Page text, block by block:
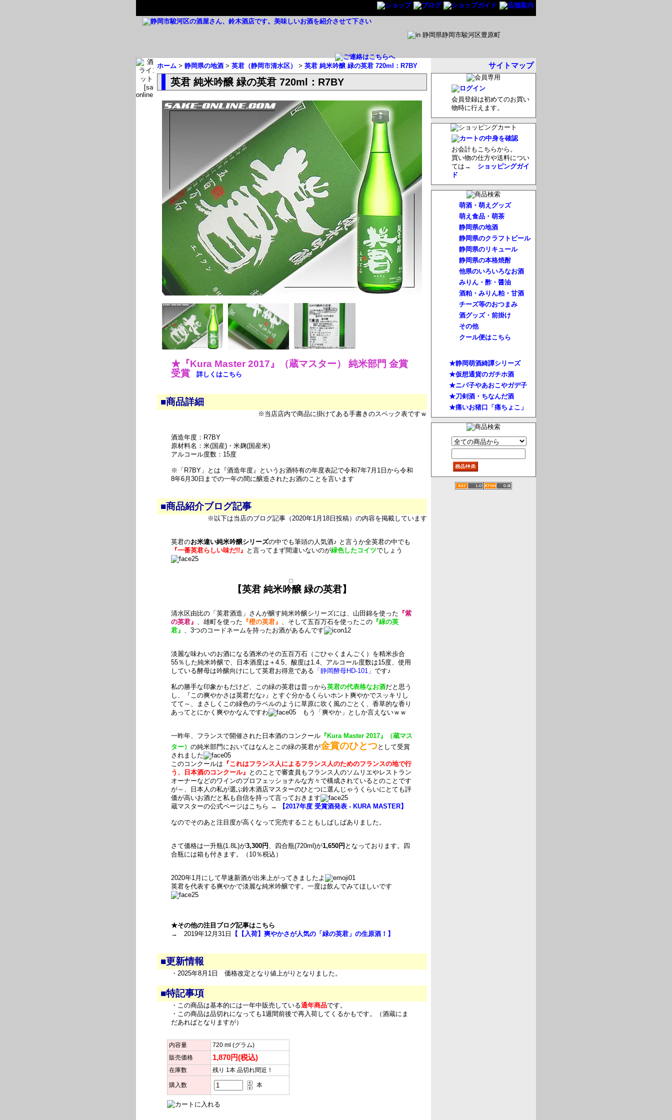
ホーム > 静岡県の地酒 > 英君（静岡市清水区） > 英君 純米吟醸 緑の英君 720ml：R7BY
英君 純米吟醸 緑の英君 720ml：R7BY
★『Kura Master 2017』（蔵マスター） 純米部門 金賞
受賞
詳しくはこちら
■商品詳細
※当店店内で商品に掛けてある手書きのスペック表ですｗ
酒造年度：R7BY
原材料名：米(国産)・米麹(国産米)
アルコール度数：15度
※「R7BY」とは『酒造年度』というお酒特有の年度表記で令和7年7月1日から令和
8年6月30日までの一年の間に醸造されたお酒のことを言います
■商品紹介ブログ記事
※以下は当店のブログ記事（2020年1月18日投稿）の内容を掲載しています
英君のお米違い純米吟醸シリーズの中でも筆頭の人気酒♪ と言うか全英君の中でも
『一番英君らしい味だ!!』 と言ってまず間違いないのが緑色したコイツでしょう
【英君 純米吟醸 緑の英君】
清水区由比の「英君酒造」さんが醸す純米吟醸シリーズには、山田錦を使った 『紫
の英君』 、雄町を使った 『橙の英君』 、そして五百万石を使ったこの 『緑の英
君』 、3つのコードネームを持ったお酒があるんです
淡麗な味わいのお酒になる酒米のその五百万石（ごひゃくまんごく）を精米歩合
55％した純米吟醸で、日本酒度は＋4.5、酸度は1.4、アルコール度数は15度、使用
している酵母は吟醸向けにして英君お得意である 「静岡酵母HD-101」 です♪
私の勝手な印象かもだけど、この緑の英君は昔っから英君の代表格なお酒だと思う
し、『この爽やかさは英君だな♪』とすぐ分かるくらいホント爽やかでスッキリし
てて～、まさしくこの緑色のラベルのように草原に吹く風のごとく、香草的な香り
あってとにかく爽やかなんですわ
もう「爽やか」としか言えないｗｗ
一昨年、フランスで開催された日本酒のコンクール 『Kura Master 2017』（蔵マス
ター） の純米部門においてはなんとこの緑の英君が金賞のひとつとして受賞
されました
このコンクールは 『これはフランス人によるフランス人のためのフランスの地で行
う、日本酒のコンクール』 とのことで審査員もフランス人のソムリエやレストラン
オーナーなどのワインのプロフェッショナルな方々で構成されているとのことです
が～、日本人の私が選ぶ鈴木酒店マスターのひとつに選んじゃうくらいにとても評
価が高いお酒だと私も自信を持って言っておきます
蔵マスターの公式ページはこちら →
【2017年度 受賞酒発表 - KURA MASTER】
なのでそのあと注目度が高くなって完売することもしばしばありました。
さて価格は一升瓶(1.8L)が3,300円 、四合瓶(720ml)が1,650円 となっております。四
合瓶には箱も付きます。（10％税込）
2020年1月にして早速新酒が出来上がってきましたよ
英君を代表する爽やかで淡麗な純米吟醸です。一度は飲んでみてほしいです
★その他の注目ブログ記事はこちら
→ 2019年12月31日
【【入荷】爽やかさが人気の「緑の英君」の生原酒！】
■更新情報
・2025年8月1日 価格改定となり値上がりとなりました。
■特記事項
・この商品は基本的には一年中販売している通年商品です。
・この商品は品切れになっても1週間前後で再入荷してくるかもです。（酒蔵にま
だあればとなりますが）
内容量 720 ml (グラム)
販売価格 1,870円(税込)
在庫数 残り 1本 品切れ間近！
購入数 本
サイトマップ
会員登録は初めてのお買い
物時に行えます。
お会計もこちらから。
買い物の仕方や送料につい
ては→ ショッピングガイ
ド
萌酒・萌えグッズ
萌え食品・萌茶
静岡県の地酒
静岡県のクラフトビール
静岡県のリキュール
静岡県の本格焼酎
他県のいろいろなお酒
みりん・酢・醤油
酒粕・みりん粕・甘酒
チーズ等のおつまみ
酒グッズ・前掛け
その他
クール便はこちら
★静岡萌酒綺譚シリーズ
★仮想通貨のガチホ酒
★ニパ子やあおこやガデ子
★刀剣酒・ちなんだ酒
★痛いお猪口「痛ちょこ」